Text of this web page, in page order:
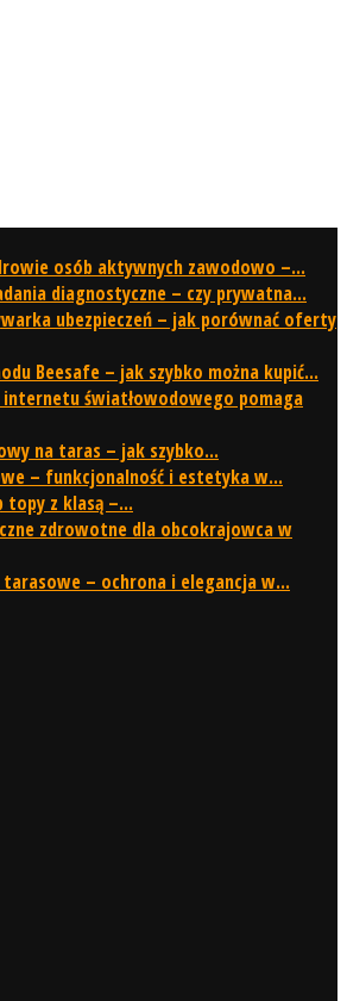
osób aktywnych zawodowo –...
diagnostyczne – czy prywatna...
ubezpieczeń – jak porównać oferty
Beesafe – jak szybko można kupić...
światłowodowego pomaga
na taras – jak szybko...
– funkcjonalność i estetyka w...
topy z klasą –...
zdrowotne dla obcokrajowca w
– ochrona i elegancja w...